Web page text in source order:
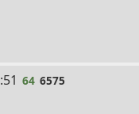
64 6575